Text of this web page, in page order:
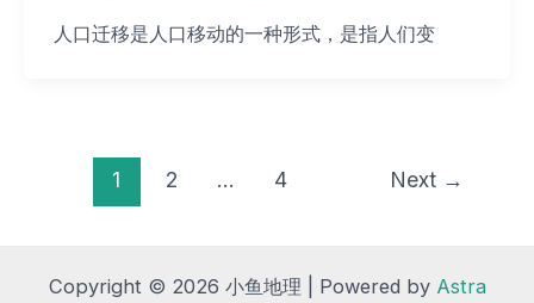
人口迁移是人口移动的一种形式，是指人们变
1 2 … 4 Next →
Copyright © 2026 小鱼地理 | Powered by Astra